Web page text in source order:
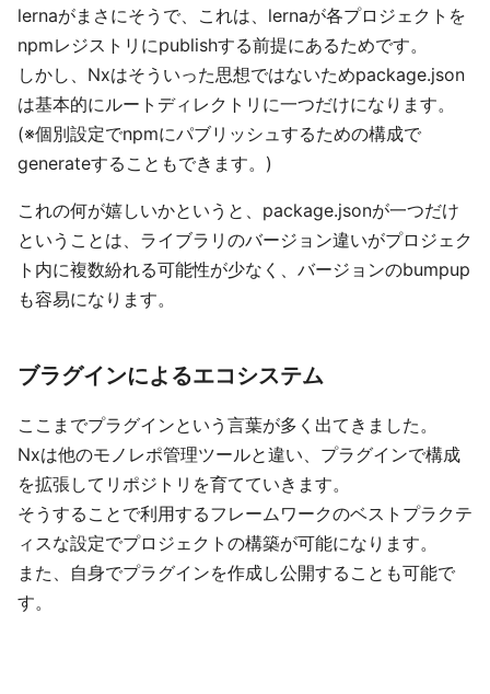
lernaがまさにそうで、これは、lernaが各プロジェクトを
npmレジストリにpublishする前提にあるためです。
しかし、Nxはそういった思想ではないためpackage.json
は基本的にルートディレクトリに一つだけになります。
(※個別設定でnpmにパブリッシュするための構成で
generateすることもできます。)
これの何が嬉しいかというと、package.jsonが一つだけ
ということは、ライブラリのバージョン違いがプロジェク
ト内に複数紛れる可能性が少なく、バージョンのbumpup
も容易になります。
ブラグインによるエコシステム
ここまでプラグインという言葉が多く出てきました。
Nxは他のモノレポ管理ツールと違い、プラグインで構成
を拡張してリポジトリを育てていきます。
そうすることで利用するフレームワークのベストプラクテ
ィスな設定でプロジェクトの構築が可能になります。
また、自身でプラグインを作成し公開することも可能で
す。